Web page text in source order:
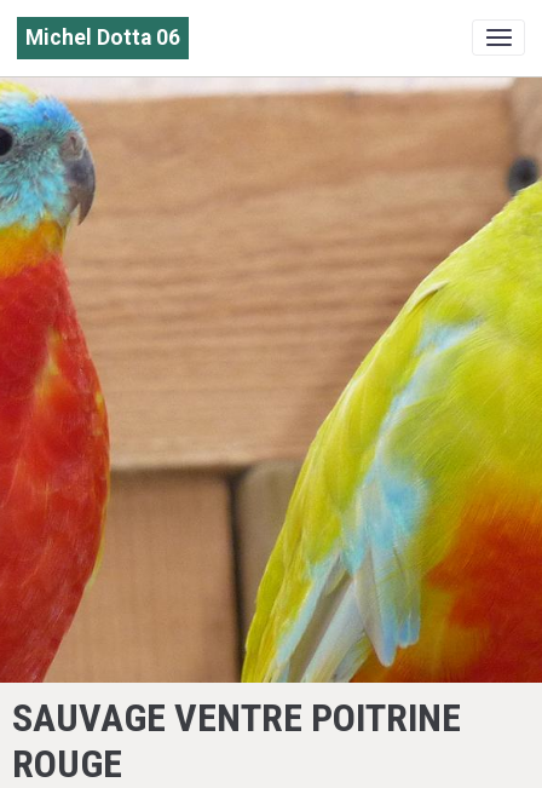
Michel Dotta 06
SAUVAGE VENTRE POITRINE
ROUGE